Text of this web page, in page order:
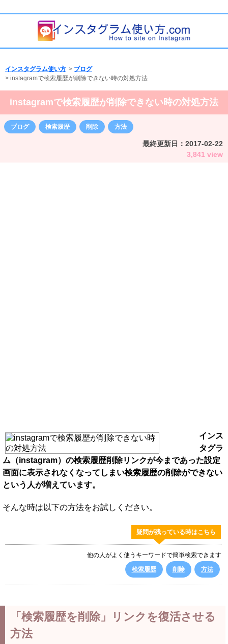
インスタグラム使い方 > ブログ
> instagramで検索履歴が削除できない時の対処方法
instagramで検索履歴が削除できない時の対処方法
ブログ 検索履歴 削除 方法
最終更新日： 2017-02-22
3,841 view
インス
タグラ
ム（instagram）の検索履歴削除リンクが今まであった設定
画面に表示されなくなってしまい検索履歴の削除ができない
という人が増えています。
そんな時は以下の方法をお試しください。
疑問が残っている時はこちら
他の人がよく使うキーワードで簡単検索できます
検索履歴
削除 方法
「検索履歴を削除」リンクを復活させる
方法